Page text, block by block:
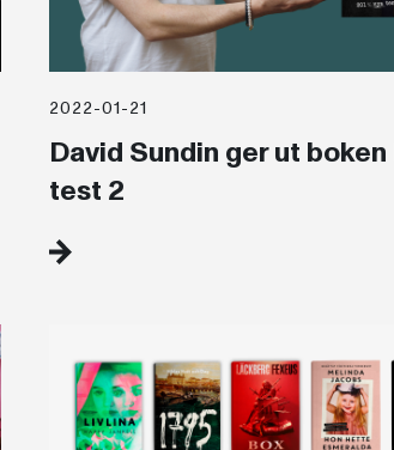
2022-01-21
David Sundin ger ut
test 2